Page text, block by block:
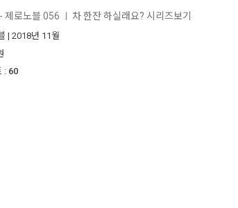
- 제로노블 056 차 한잔 하실래요? 시리즈보기
| 2018년 11월
: 60